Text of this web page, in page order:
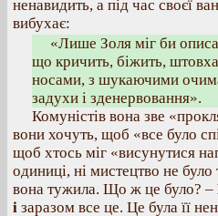
ненавидить, а під час своєї
вибухає:
«Лише Золя міг би
що кричить, біжить,
носами, з шукаючими
задухи і зденервовання».
Комуністів вона зве
вони хочуть, щоб «все було
щоб хтось міг «висунутися
одиниці, ні мистецтво не
вона тужила. Що ж це було? –
і заразом все це. Це була її